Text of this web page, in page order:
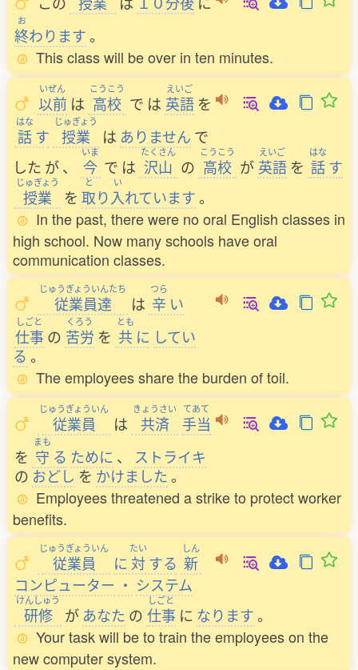
お
終わります。
This class will be over in ten minutes.
いぜん
以前 は
こうこう
高校 で は
えいご
英語 を
はな
話す
じゅぎょう
授業 は ありません で
した が、
いま
今 で は
たくさん
沢山 の
こうこう
高校 が
えいご
英語 を
はな
話す
じゅぎょう
授業 を
と
取り
い
入れています。
In the past, there were no oral English classes in
high school. Now many schools have oral
communication classes.
じゅうぎょういんたち
従業員達 は
つら
辛 い
しごと
仕事 の
くろう
苦労 を
とも
共 に してい
る 。
The employees share the burden of toil.
じゅうぎょういん
従業員 は
きょうさい
共済
てあて
手当
を
まも
守 る ために 、
ストライキ
の おどし を かけました。
Employees threatened a strike to protect worker
benefits.
じゅうぎょういん
従業員 に
たい
対する
しん
新
コンピューター ・ システム
けんしゅう
研修 が あなた の
しごと
仕事 に なります。
Your task will be to train the employees on the
new computer system.